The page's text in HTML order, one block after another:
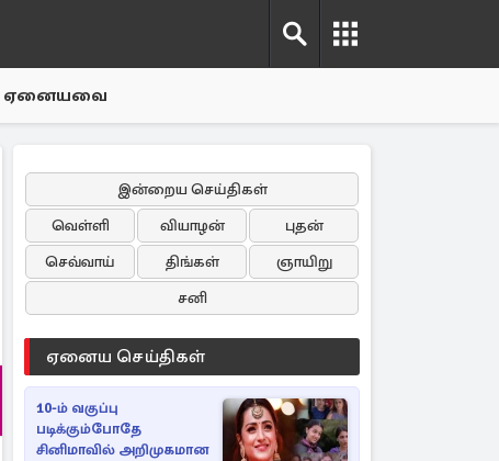
ஏனையவை
இன்றைய செய்திகள்
வெள்ளி
வியாழன்
புதன்
செவ்வாய்
திங்கள்
ஞாயிறு
சனி
ஏனைய செய்திகள்
10-ம் வகுப்பு
படிக்கும்போதே
சினிமாவில் அறிமுகமான